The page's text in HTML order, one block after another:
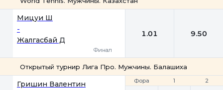
Мицуи Ш
-
Жалгасбай Д
Финал
1.01 9.50
Открытый турнир Лига Про. Мужчины. Балашиха
Фора 1 2
Гришин Валентин Фора 1 2